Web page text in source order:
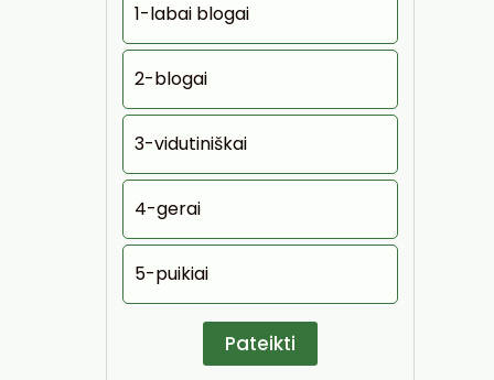
1-labai blogai
2-blogai
3-vidutiniškai
4-gerai
5-puikiai